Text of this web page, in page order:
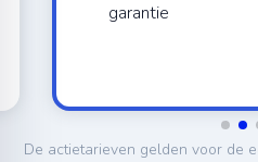
garantie
De actietarieven gelden voor de